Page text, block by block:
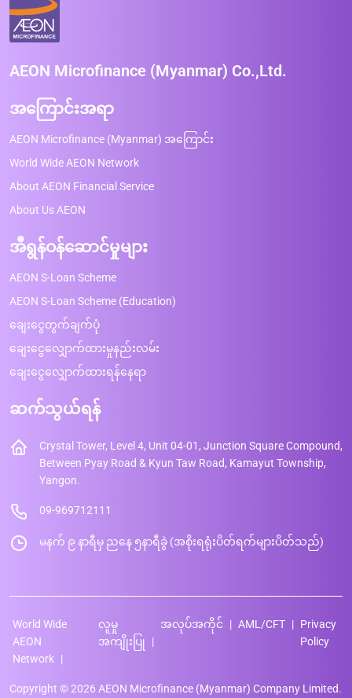
AEON Microfinance (Myanmar) Co.,Ltd.
အကြောင်းအရာ
AEON Microfinance (Myanmar) အကြောင်း
World Wide AEON Network
About AEON Financial Service
About Us AEON
အီရွန်ဝန်ဆောင်မှုများ
AEON S-Loan Scheme
AEON S-Loan Scheme (Education)
ချေးငွေတွက်ချက်ပုံ
ချေးငွေလျှောက်ထားမှုနည်းလမ်း
ချေးငွေလျှောက်ထားရန်နေရာ
ဆက်သွယ်ရန်
Crystal Tower, Level 4, Unit 04-01, Junction Square Compound,
Between Pyay Road & Kyun Taw Road, Kamayut Township,
Yangon.
09-969712111
မနက် ၉ နာရီမှ ညနေ ၅နာရီခွဲ (အစိုးရရုံးပိတ်ရက်များပိတ်သည်)
Copyright © 2026 AEON Microfinance (Myanmar) Company Limited.
World Wide
AEON
Network
လူမှု
အကျိုးပြု
အလုပ်အကိုင် AML/CFT
Privacy
Policy